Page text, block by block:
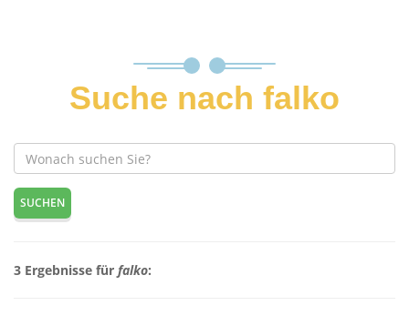
Suche nach falko
SUCHEN
3 Ergebnisse für falko: